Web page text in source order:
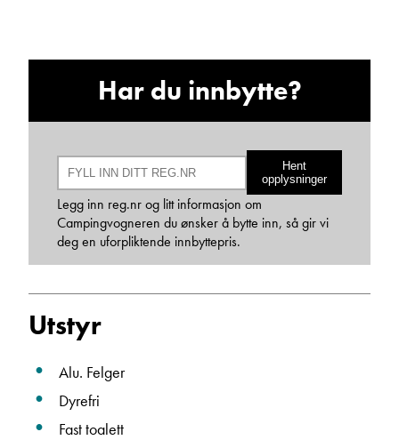
Mary Ann Olsen
Butikk
Vis telefon
Har du innbytte?
Hent
opplysninger
Legg inn reg.nr og litt informasjon om
Campingvogneren du ønsker å bytte inn, så gir vi
deg en uforpliktende innbyttepris.
Utstyr
Alu. Felger
Dyrefri
Fast toalett